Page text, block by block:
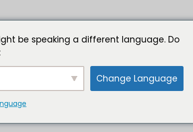
be speaking a different language. Do
Change Language